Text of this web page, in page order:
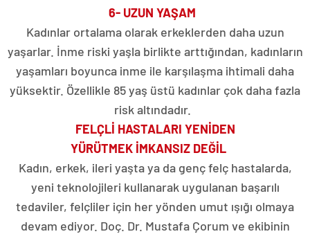
6- UZUN YAŞAM
Kadınlar ortalama olarak erkeklerden daha uzun
yaşarlar. İnme riski yaşla birlikte arttığından, kadınların
yaşamları boyunca inme ile karşılaşma ihtimali daha
yüksektir. Özellikle 85 yaş üstü kadınlar çok daha fazla
risk altındadır.
FELÇLİ HASTALARI YENİDEN
YÜRÜTMEK İMKANSIZ DEĞİL
Kadın, erkek, ileri yaşta ya da genç felç hastalarda,
yeni teknolojileri kullanarak uygulanan başarılı
tedaviler, felçliler için her yönden umut ışığı olmaya
devam ediyor. Doç. Dr. Mustafa Çorum ve ekibinin